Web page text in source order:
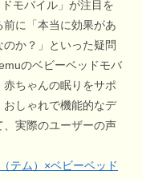
モバイル」が注目を
に「本当に効果があ
か？」といった疑問
のベビーベッドモバ
ちゃんの眠りをサポ
しゃれで機能的なデ
実際のユーザーの声
テム）×ベビーベッド